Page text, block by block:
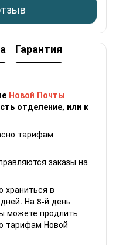
Гарантия
Новой Почты
отделение, или к
тарифам
заказы на
храниться в
На 8-й день
можете продлить
тарифам Новой